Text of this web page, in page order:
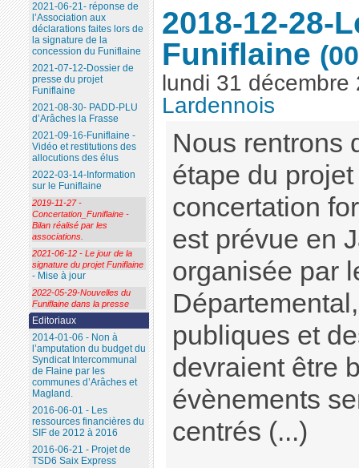
2018-12-28-
Funiflaine
lundi 31 décembre
Lardennois
Nous rentrons
étape du
concertation
est prévue en
organisée par
publiques et
devraient être
évènements
centrés (...)
2021-06-21- réponse de
l’Association aux
déclarations faites lors de
la signature de la
concession du Funiflaine
2021-07-12-Dossier de
presse du projet
Funiflaine
2021-08-30- PADD-PLU
d’Arâches la Frasse
2021-09-16-Funiflaine -
Vidéo et restitutions des
allocutions des élus
2022-03-14-Information
sur le Funiflaine
2019-11-27 -
Concertation_Funiflaine -
Bilan réalisé par les
associations.
2021-06-12 - Le jour de la
signature du projet Funiflaine
- Mise à jour
2022-05-29-Nouvelles du
Funiflaine dans la presse
Editoriaux
2014-01-06 - Non à
l’amputation du budget du
Syndicat Intercommunal
de Flaine par les
communes d’Arâches et
Magland.
2016-06-01 - Les
ressources financières du
SIF de 2012 à 2016
2016-06-21 - Projet de
TSD6 Saix Express